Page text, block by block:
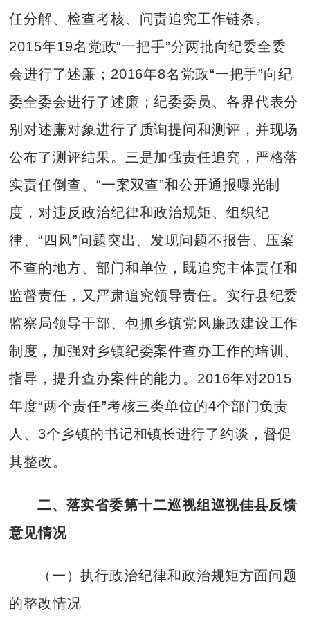
任分解、检查考核、问责追究工作链条。
2015年19名党政“一把手”分两批向纪委全委
会进行了述廉；2016年8名党政“一把手”向纪
委全委会进行了述廉；纪委委员、各界代表分
别对述廉对象进行了质询提问和测评，并现场
公布了测评结果。三是加强责任追究，严格落
实责任倒查、“一案双查”和公开通报曝光制
度，对违反政治纪律和政治规矩、组织纪
律、“四风”问题突出、发现问题不报告、压案
不查的地方、部门和单位，既追究主体责任和
监督责任，又严肃追究领导责任。实行县纪委
监察局领导干部、包抓乡镇党风廉政建设工作
制度，加强对乡镇纪委案件查办工作的培训、
指导，提升查办案件的能力。2016年对2015
年度“两个责任”考核三类单位的4个部门负责
人、3个乡镇的书记和镇长进行了约谈，督促
其整改。
二、落实省委第十二巡视组巡视佳县反馈
意见情况
（一）执行政治纪律和政治规矩方面问题
的整改情况